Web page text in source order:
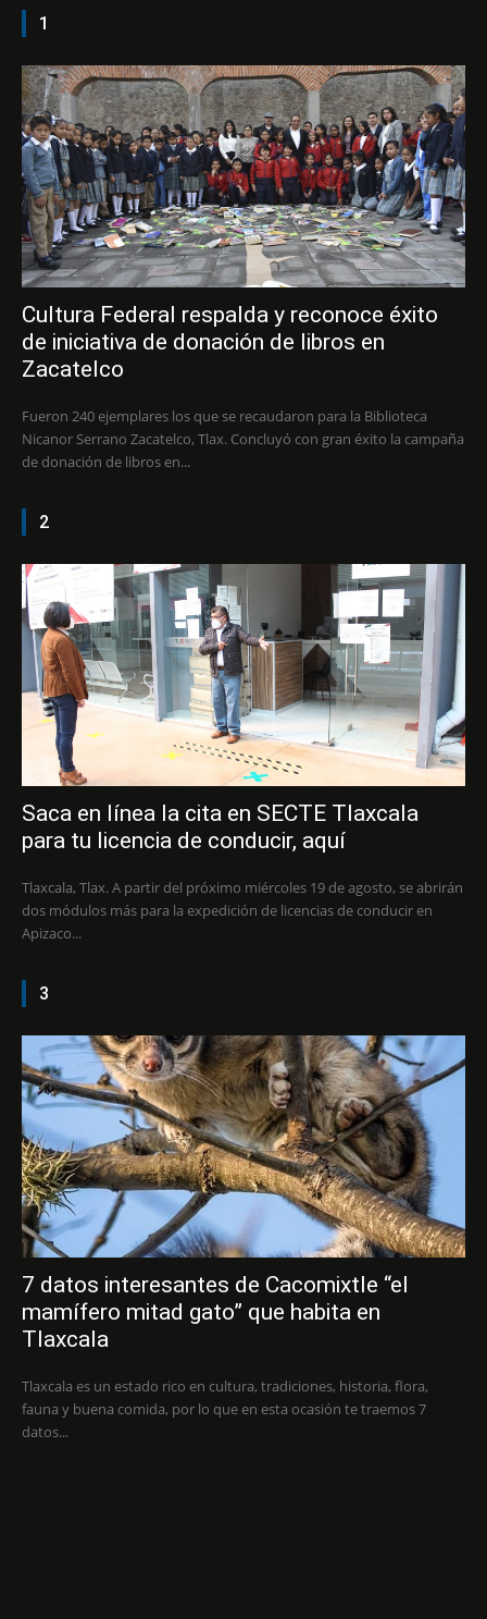
1
Cultura Federal respalda y reconoce éxito
de iniciativa de donación de libros en
Zacatelco
Fueron 240 ejemplares los que se recaudaron para la Biblioteca
Nicanor Serrano Zacatelco, Tlax. Concluyó con gran éxito la campaña
de donación de libros en...
2
Saca en línea la cita en SECTE Tlaxcala
para tu licencia de conducir, aquí
Tlaxcala, Tlax. A partir del próximo miércoles 19 de agosto, se abrirán
dos módulos más para la expedición de licencias de conducir en
Apizaco...
3
7 datos interesantes de Cacomixtle “el
mamífero mitad gato” que habita en
Tlaxcala
Tlaxcala es un estado rico en cultura, tradiciones, historia, flora,
fauna y buena comida, por lo que en esta ocasión te traemos 7
datos...